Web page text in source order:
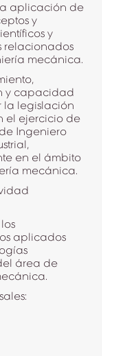
aplicación de
y
y
relacionados
mecánica.
y capacidad
legislación
el ejercicio de
Ingeniero
en el ámbito
mecánica.
aplicados
área de